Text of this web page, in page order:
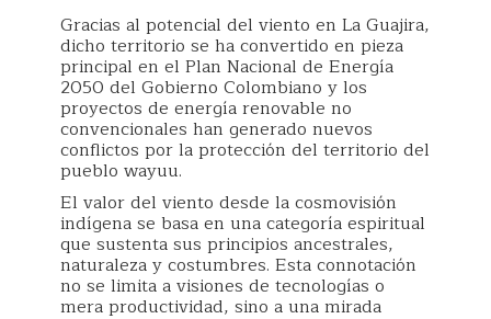
Gracias al potencial del viento en La Guajira,
dicho territorio se ha convertido en pieza
principal en el Plan Nacional de Energía
2050 del Gobierno Colombiano y los
proyectos de energía renovable no
convencionales han generado nuevos
conflictos por la protección del territorio del
pueblo wayuu.
El valor del viento desde la cosmovisión
indígena se basa en una categoría espiritual
que sustenta sus principios ancestrales,
naturaleza y costumbres. Esta connotación
no se limita a visiones de tecnologías o
mera productividad, sino a una mirada